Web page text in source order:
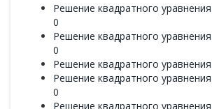
Решение квадратного
0
Решение квадратного
0
Решение квадратного
Решение квадратного
0
Решение квадратного